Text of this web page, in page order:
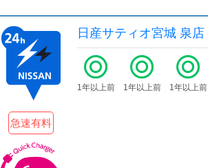
日産サティオ宮城 泉店
急速有料
1年以上前 1年以上前 1年以上前